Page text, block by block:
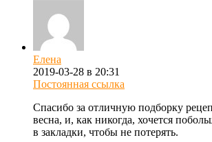
Елена
2019-03-28 в 20:31
Постоянная ссылка
Спасибо за отличную подборку
весна, и, как никогда, хочется
в закладки, чтобы не потерять.